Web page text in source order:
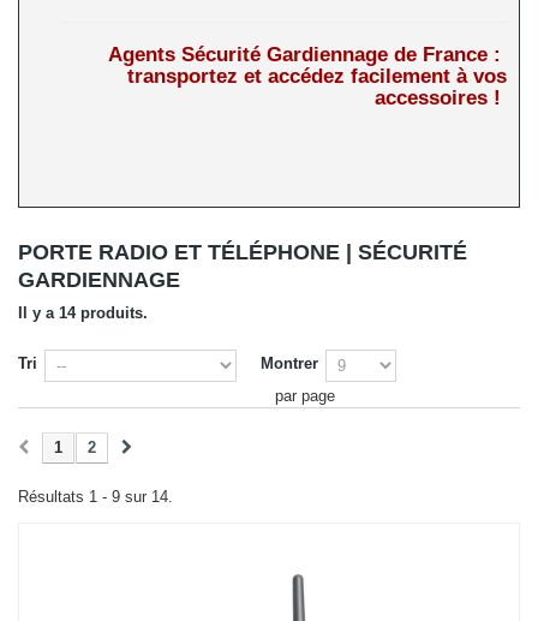
Agents Sécurité Gardiennage de France :
transportez et accédez facilement à vos
accessoires !
PORTE RADIO ET TÉLÉPHONE | SÉCURITÉ
GARDIENNAGE
Il y a 14 produits.
Tri
Montrer
par page
1 2
Résultats 1 - 9 sur 14.